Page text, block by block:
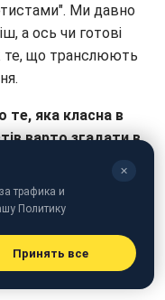
Ми давно
а ось чи готові
те, що транслюють
те, яка класна в
варто згадати в
Jinger
- "Запитай",
✕
трафика и
Политику
Принять все